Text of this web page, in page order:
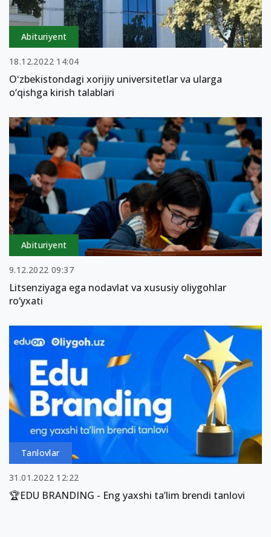
Abituriyent
18.12.2022 14:04
Oʻzbekistondagi xorijiy universitetlar va ularga
o‘qishga kirish talablari
Abituriyent
9.12.2022 09:37
Litsenziyaga ega nodavlat va xususiy oliygohlar
ro‘yxati
Tanlovlar
31.01.2022 12:22
🏆EDU BRANDING - Eng yaxshi ta’lim brendi tanlovi